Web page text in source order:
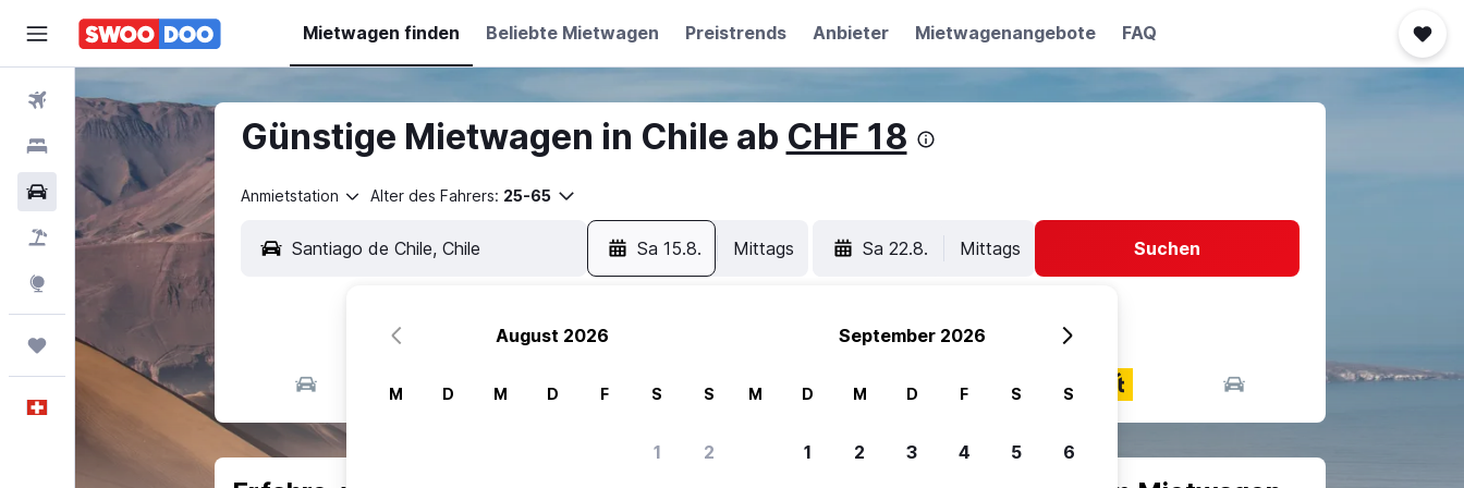
Mietwagen finden Beliebte Mietwagen Preistrends Anbieter Mietwagenangebote FAQ
Flüge
Hotels
Mietwagen
Pauschalreisen
FERIEN
Trips
Günstige Mietwagen in Chile ab CHF 18
Anmietstation Alter des Fahrers: 25-65
Sa 15.8. Mittags Sa 22.8. Mittags Suchen
August 2026
M D M D F S S
1 2
September 2026
M D M D F S S
1 2 3 4 5 6